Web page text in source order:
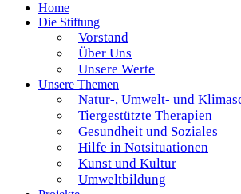
Home
Die Stiftung
Vorstand
Über Uns
Unsere Werte
Unsere Themen
Natur-, Umwelt- und
Tiergestützte Therapien
Gesundheit und Soziales
Hilfe in Notsituationen
Kunst und Kultur
Umweltbildung